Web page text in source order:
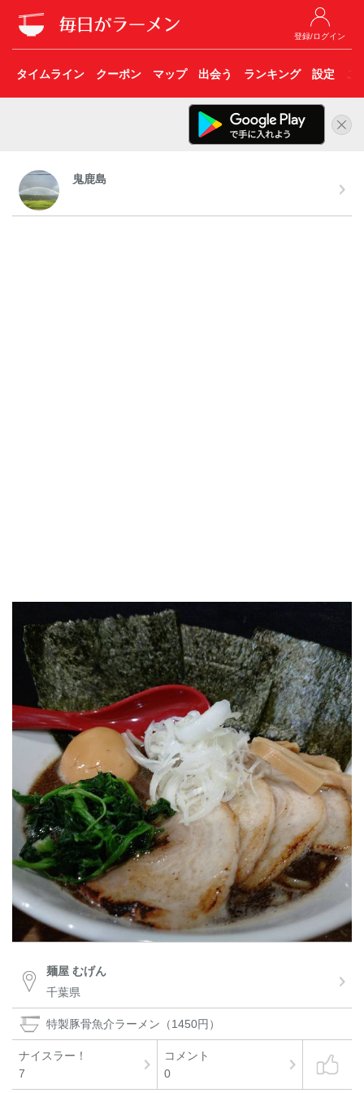
登録/ログイン
タイムライン クーポン マップ 出会う ランキング 設定 こ
鬼鹿島
麺屋 むげん
千葉県
特製豚骨魚介ラーメン（1450円）
ナイスラー！
7
コメント
0